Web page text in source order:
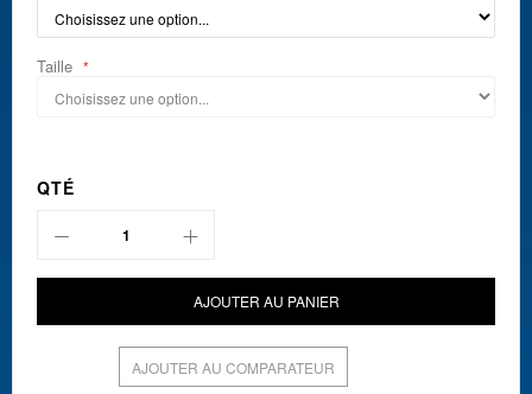
Taille
QTÉ
AJOUTER AU PANIER
AJOUTER AU COMPARATEUR